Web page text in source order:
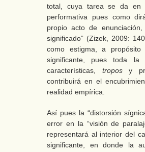
total, cuya tarea se da en
performativa pues como
propio acto de
significado” (Zizek, 2009:
como estigma, a
significante, pues toda
características, troposy
contribuirá en el
realidad empírica.
Así pues la “distorsión
error en la “visión de
representará al interior del
significante, en donde la